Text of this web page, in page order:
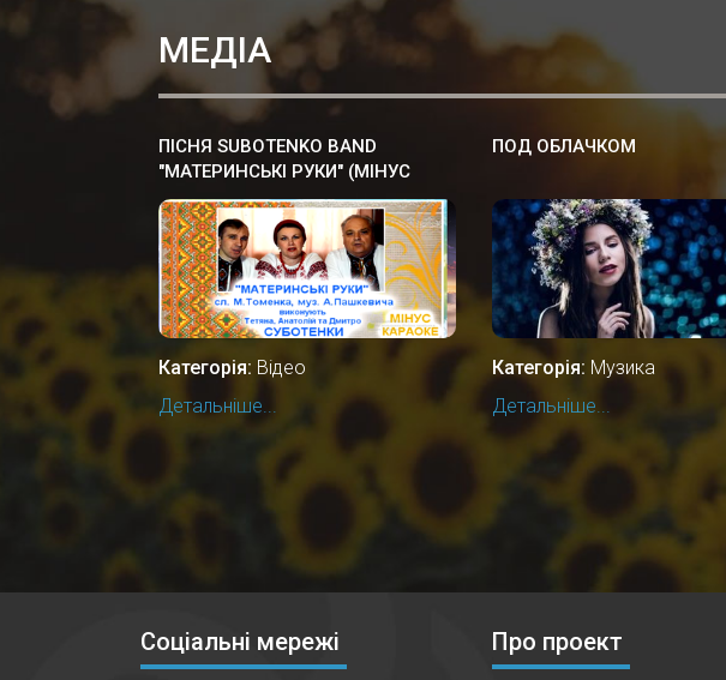
МЕДІА
ПІСНЯ SUBOTENKO BAND
"МАТЕРИНСЬКІ РУКИ" (МІНУС
КАРАОКЕ)
Категорія: Відео
Детальніше...
ПОД ОБЛАЧКОМ
Категорія: Музика
Детальніше...
Соціальні мережі Про проект